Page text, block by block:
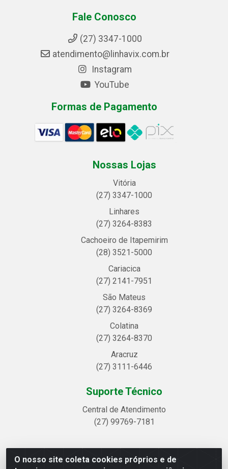
O nosso site coleta cookies próprios e de
Fale Conosco
(27) 3347-1000
atendimento@linhavix.com.br
Instagram
YouTube
Formas de Pagamento
Nossas Lojas
Vitória
(27) 3347-1000
Linhares
(27) 3264-8383
Cachoeiro de Itapemirim
(28) 3521-5000
Cariacica
(27) 2141-7951
São Mateus
(27) 3264-8369
Colatina
(27) 3264-8370
Aracruz
(27) 3111-6446
Suporte Técnico
Central de Atendimento
(27) 99769-7181
Linhavix Distribuidora LTDA - Avenida Alegre, 2521 -